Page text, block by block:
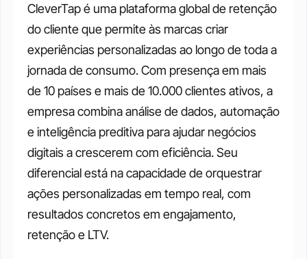
CleverTap é uma plataforma global de retenção
do cliente que permite às marcas criar
experiências personalizadas ao longo de toda a
jornada de consumo. Com presença em mais
de 10 países e mais de 10.000 clientes ativos, a
empresa combina análise de dados, automação
e inteligência preditiva para ajudar negócios
digitais a crescerem com eficiência. Seu
diferencial está na capacidade de orquestrar
ações personalizadas em tempo real, com
resultados concretos em engajamento,
retenção e LTV.